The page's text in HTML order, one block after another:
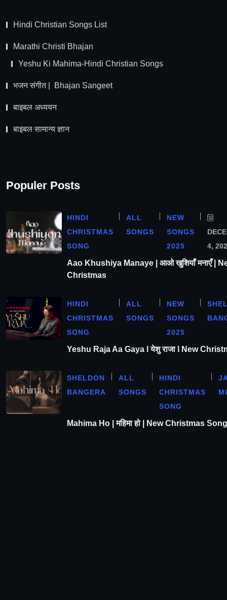
Hindi Christian Songs List
Marathi Christi Bhajan
Yeshu Ki Mahima-Hindi Christian Songs
भजन संगीत | Bhajan Sangeet
बाइबल अध्ययन
बाइबल सामान्य ज्ञान
Populer Posts
HINDI
CHRISTMAS
SONG
ALL
SONGS
NEW
SONGS
2025
4,
Aao Khushiya Manaye | आओ खुशियाँ मनाएँ |
Christmas
HINDI
CHRISTMAS
SONG
ALL
SONGS
NEW
SONGS
2025
Yeshu Raja Aa Gaya l येशु राजा l New
SHELDON
BANGERA
ALL
SONGS
HINDI
CHRISTMAS
SONG
Mahima Ho | महिमा हो | New Christmas Song